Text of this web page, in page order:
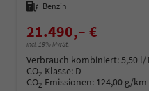
Kraftstoff Benzin
21.490,– €
incl. 19% MwSt.
Verbrauch kombiniert:5,50 l/
CO2-Klasse: D
CO2-Emissionen: 124,00 g/km